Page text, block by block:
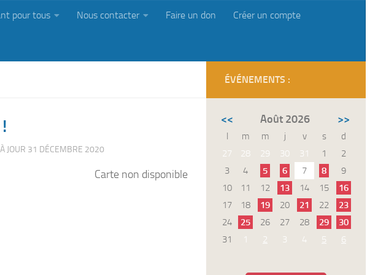
pour tous Nous contacter Faire un don Créer un compte
JOUR 31 DÉCEMBRE 2020
Carte non disponible
ÉVÉNEMENTS :
<< Août 2026 >>
l m m j v s
d
27
28 29 30 31 1
2
3
4 5 6 7 8
9
10
11 12 13 14 15
16
17
18 19 20 21 22
23
24
25 26 27 28 29
30
31
1 2 3 4 5 6